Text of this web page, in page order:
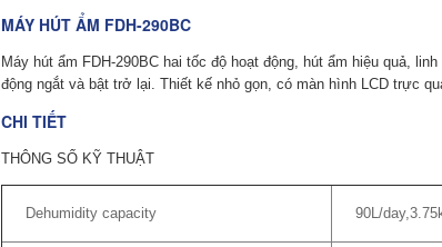
MÁY HÚT ẨM FDH-290BC
Máy hút ẩm FDH-290BC hai tốc độ hoạt động, hút ẩm hiệu quả,
động ngắt và bật trở lại. Thiết kế nhỏ gọn, có màn hình LCD trực
CHI TIẾT
THÔNG SỐ KỸ THUẬT
Dehumidity capacity 90L/